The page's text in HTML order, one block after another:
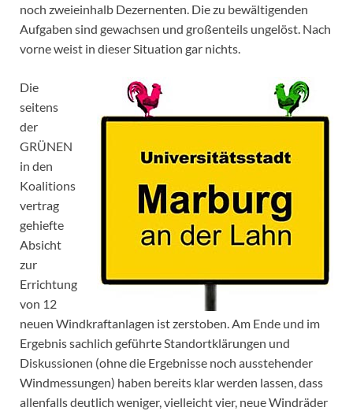
noch zweieinhalb Dezernenten. Die zu bewältigenden
Aufgaben sind gewachsen und großenteils ungelöst. Nach
vorne weist in dieser Situation gar nichts.
Die
seitens
der
GRÜNEN
in den
Koalitions
vertrag
gehiefte
Absicht
zur
Errichtung
von 12
neuen Windkraftanlagen ist zerstoben. Am Ende und im
Ergebnis sachlich geführte Standortklärungen und
Diskussionen (ohne die Ergebnisse noch ausstehender
Windmessungen) haben bereits klar werden lassen, dass
allenfalls deutlich weniger, vielleicht vier, neue Windräder